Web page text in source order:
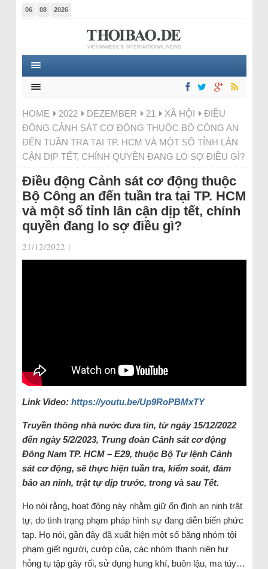
06 08 2026
HOME 2022 DEZEMBER 21 XÃ HỘI
ĐIỀU
ĐỘNG CẢNH SÁT CƠ ĐỘNG THUỘC BỘ CÔNG AN
ĐẾN TUẦN TRA TẠI TP. HCM VÀ MỘT SỐ TỈNH LÂN
CẬN DỊP TẾT, CHÍNH QUYỀN ĐANG LO SỢ ĐIỀU GÌ?
Điều động Cảnh sát cơ động thuộc
Bộ Công an đến tuần tra tại TP. HCM
và một số tỉnh lân cận dịp tết, chính
quyền đang lo sợ điều gì?
21/12/2022 |
Link Video: https://youtu.be/Up9RoPBMxTY
Truyền thông nhà nước đưa tin, từ ngày 15/12/2022
đến ngày 5/2/2023, Trung đoàn Cảnh sát cơ động
Đông Nam TP. HCM – E29, thuộc Bộ Tư lệnh Cảnh
sát cơ động, sẽ thực hiện tuần tra, kiểm soát, đảm
bảo an ninh, trật tự dịp trước, trong và sau Tết.
Họ nói rằng, hoạt động này nhằm giữ ổn định an ninh trật
tự, do tình trạng phạm pháp hình sự đang diễn biến phức
tạp. Họ nói, gần đây đã xuất hiện một số băng nhóm tội
phạm giết người, cướp của, các nhóm thanh niên hư
hỏng tụ tập gây rối, sử dụng hung khí, buôn lậu, ma túy…